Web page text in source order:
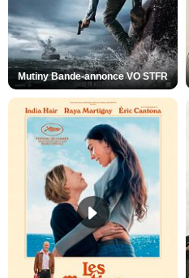
Mutiny Bande-annonce VO STFR